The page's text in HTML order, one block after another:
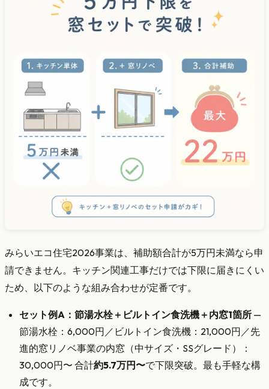
みらいエコ住宅2026事業は、補助額合計が5万円未満なら申
請できません。キッチン関連工事だけでは下限に届きにくい
ため、以下のような組み合わせが定番です。
セット例A：節湯水栓＋ビルトイン食洗機＋内窓1箇所 —
節湯水栓：6,000円／ビルトイン食洗機：21,000円／先
進的窓リノベ事業の内窓（中サイズ・SSグレード）：
30,000円〜 合計約5.7万円〜で下限突破。最も手軽な構
成です。